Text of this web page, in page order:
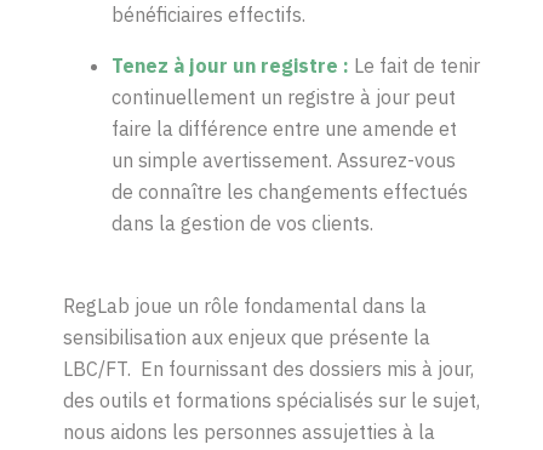
bénéficiaires effectifs.
Tenez à jour un registre : Le fait de tenir
continuellement un registre à jour peut
faire la différence entre une amende et
un simple avertissement. Assurez-vous
de connaître les changements effectués
dans la gestion de vos clients.
RegLab joue un rôle fondamental dans la
sensibilisation aux enjeux que présente la
LBC/FT. En fournissant des dossiers mis à jour,
des outils et formations spécialisés sur le sujet,
nous aidons les personnes assujetties à la